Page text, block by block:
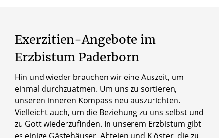
Exerzitien-Angebote im
Erzbistum Paderborn
Hin und wieder brauchen wir eine Auszeit, um
einmal durchzuatmen. Um uns zu sortieren,
unseren inneren Kompass neu auszurichten.
Vielleicht auch, um die Beziehung zu uns selbst und
zu Gott wiederzufinden. In unserem Erzbistum gibt
es einige Gästehäuser, Abteien und Klöster, die zu